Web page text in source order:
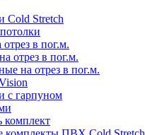
Cold Stretch
в пог.м.
отрез в пог.м.
на отрез в пог.м.
с гарпуном
комплект